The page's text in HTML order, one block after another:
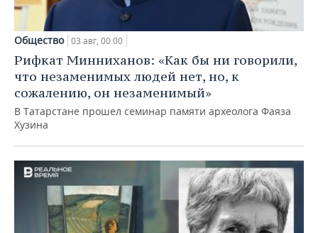
Общество 03 авг, 00:00
Рифкат Минниханов: «Как бы ни говорили,
что незаменимых людей нет, но, к
сожалению, он незаменимый»
В Татарстане прошел семинар памяти археолога Фаяза
Хузина